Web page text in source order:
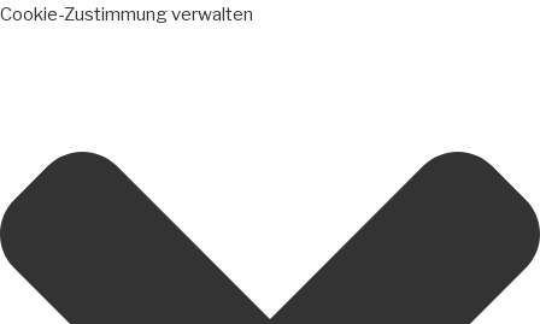
Cookie-Zustimmung verwalten